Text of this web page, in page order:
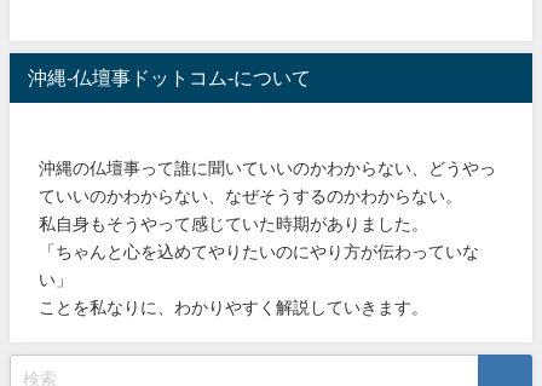
沖縄-仏壇事ドットコム-について
沖縄の仏壇事って誰に聞いていいのかわからない、どうやっ
ていいのかわからない、なぜそうするのかわからない。
私自身もそうやって感じていた時期がありました。
「ちゃんと心を込めてやりたいのにやり方が伝わっていな
い」
ことを私なりに、わかりやすく解説していきます。